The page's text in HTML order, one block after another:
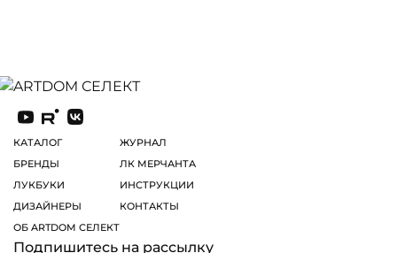
КАТАЛОГ
БРЕНДЫ
ЛУКБУКИ
ДИЗАЙНЕРЫ
ОБ ARTDOM СЕЛЕКТ
ЖУРНАЛ
ЛК МЕРЧАНТА
ИНСТРУКЦИИ
КОНТАКТЫ
Подпишитесь на рассылку